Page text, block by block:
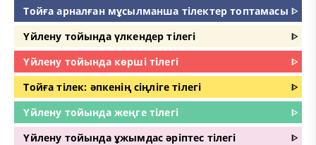
Тойға арналған мұсылманша тілектер топтамасы ᐈ
Үйлену тойында үлкендер тілегі
ᐈ
Үйлену тойында көрші тілегі
ᐈ
Тойға тілек: әпкенің сіңліге тілегі
ᐈ
Үйлену тойында жеңге тілегі
ᐈ
Үйлену тойында ұжымдас әріптес тілегі
ᐈ